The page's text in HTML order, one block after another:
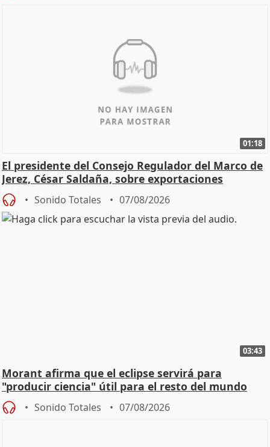
01:18
El presidente del Consejo Regulador del Marco de
Jerez, César Saldaña, sobre exportaciones
Sonido Totales 07/08/2026
03:43
Morant afirma que el eclipse servirá para
"producir ciencia" útil para el resto del mundo
Sonido Totales 07/08/2026